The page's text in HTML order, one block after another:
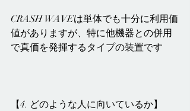
CRASH WAVEは単体でも十分に利用価
値がありますが、特に他機器との併用
で真価を発揮するタイプの装置です
【4. どのような人に向いているか】